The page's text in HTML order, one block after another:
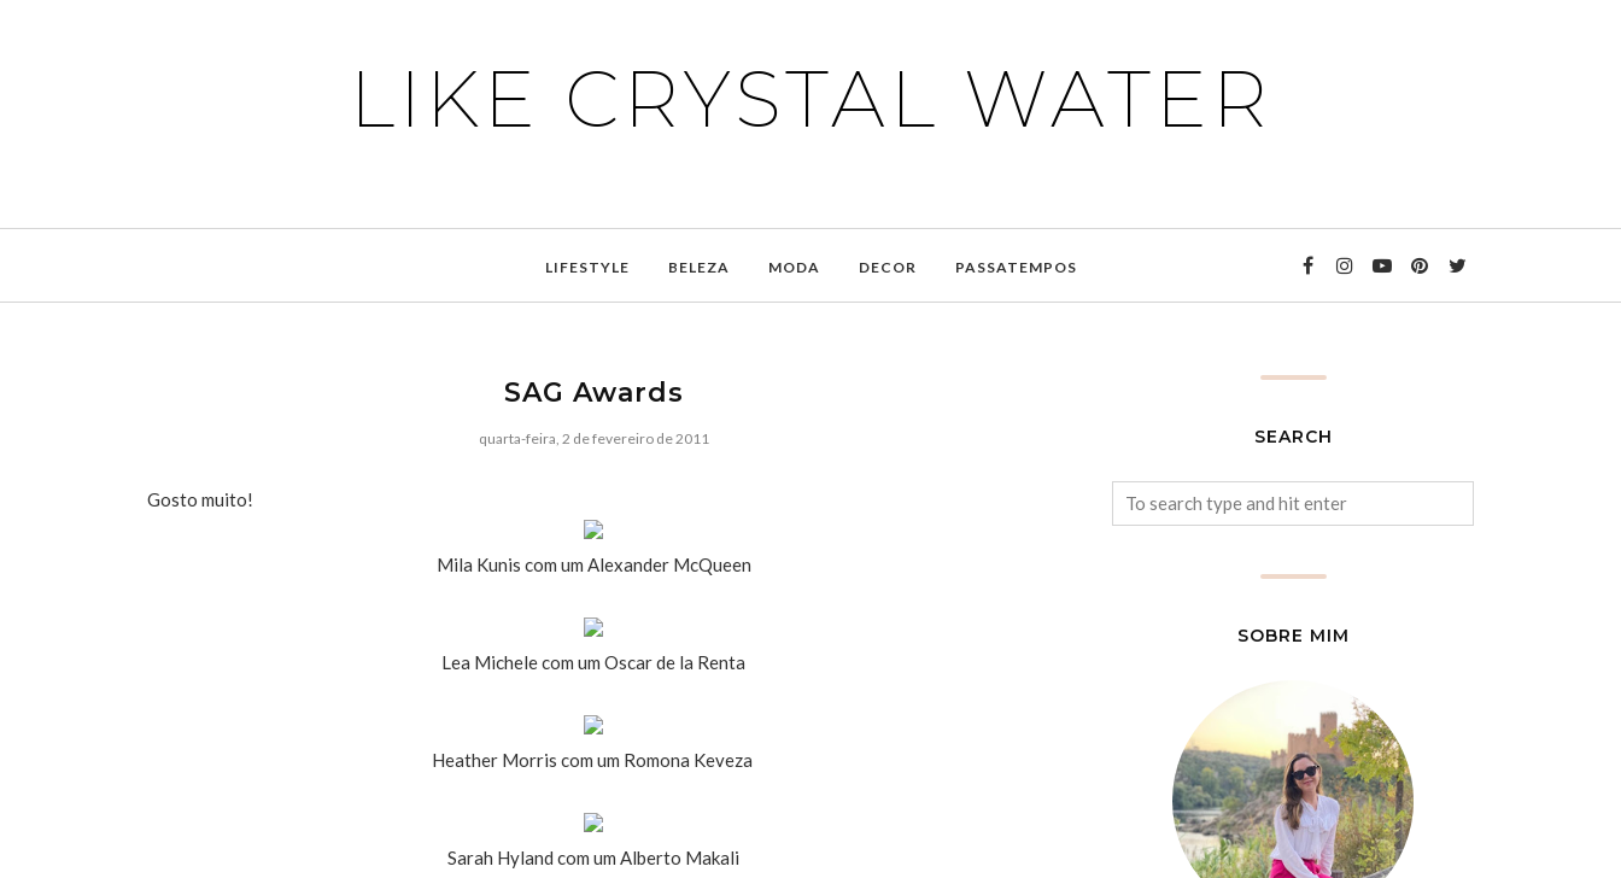
LIKE CRYSTAL WATER
LIFESTYLE BELEZA MODA DECOR PASSATEMPOS
SAG Awards
quarta-feira, 2 de fevereiro de 2011
Gosto muito!
Mila Kunis com um Alexander McQueen
Lea Michele com um Oscar de la Renta
Heather Morris com um Romona Keveza
Sarah Hyland com um Alberto Makali
SEARCH
SOBRE MIM